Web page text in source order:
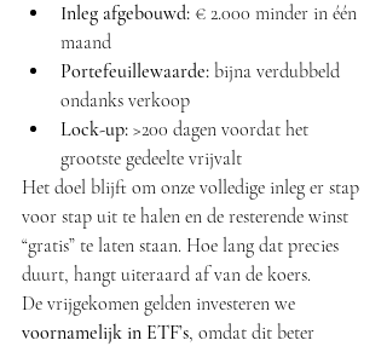
Inleg afgebouwd: € 2.000 minder in één
maand
Portefeuillewaarde: bijna verdubbeld
ondanks verkoop
Lock-up: >200 dagen voordat het
grootste gedeelte vrijvalt
Het doel blijft om onze volledige inleg er stap
voor stap uit te halen en de resterende winst
“gratis” te laten staan. Hoe lang dat precies
duurt, hangt uiteraard af van de koers.
De vrijgekomen gelden investeren we
voornamelijk in ETF’s, omdat dit beter